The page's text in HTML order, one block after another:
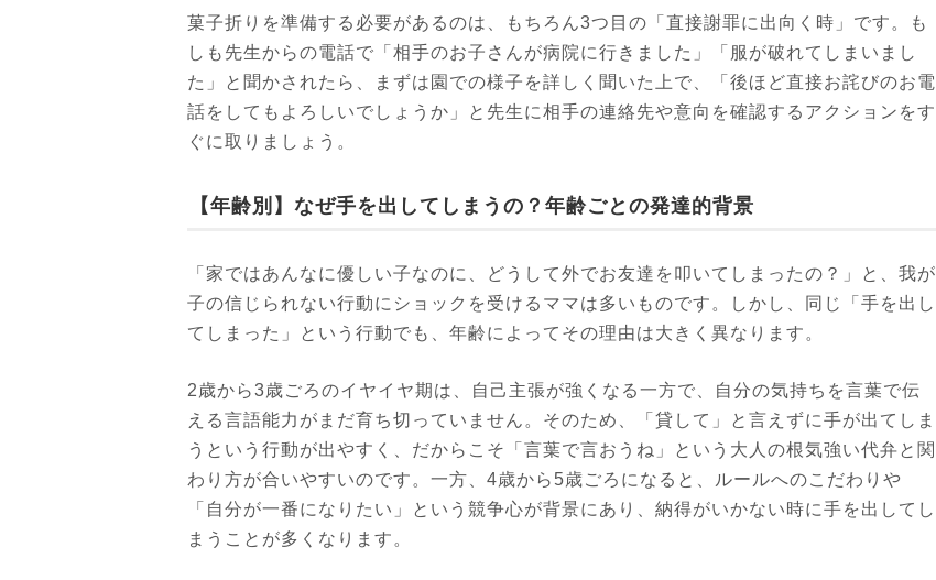
菓子折りを準備する必要があるのは、もちろん3つ目の「直接謝罪に出向く時」です。も
しも先生からの電話で「相手のお子さんが病院に行きました」「服が破れてしまいまし
た」と聞かされたら、まずは園での様子を詳しく聞いた上で、「後ほど直接お詫びのお電
話をしてもよろしいでしょうか」と先生に相手の連絡先や意向を確認するアクションをす
ぐに取りましょう。
【年齢別】なぜ手を出してしまうの？年齢ごとの発達的背景
「家ではあんなに優しい子なのに、どうして外でお友達を叩いてしまったの？」と、我が
子の信じられない行動にショックを受けるママは多いものです。しかし、同じ「手を出し
てしまった」という行動でも、年齢によってその理由は大きく異なります。
2歳から3歳ごろのイヤイヤ期は、自己主張が強くなる一方で、自分の気持ちを言葉で伝
える言語能力がまだ育ち切っていません。そのため、「貸して」と言えずに手が出てしま
うという行動が出やすく、だからこそ「言葉で言おうね」という大人の根気強い代弁と関
わり方が合いやすいのです。一方、4歳から5歳ごろになると、ルールへのこだわりや
「自分が一番になりたい」という競争心が背景にあり、納得がいかない時に手を出してし
まうことが多くなります。